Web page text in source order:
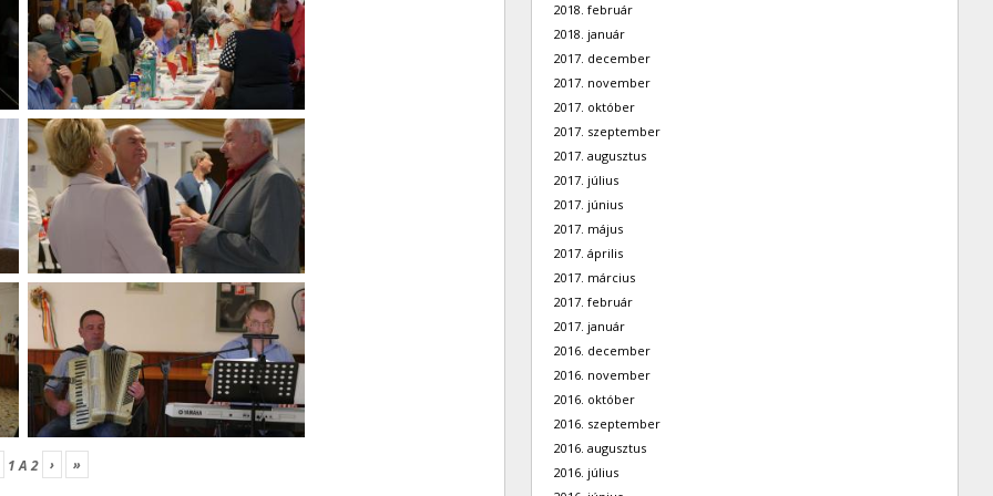
1A2 › »
2018. február
2018. január
2017. december
2017. november
2017. október
2017. szeptember
2017. augusztus
2017. július
2017. június
2017. május
2017. április
2017. március
2017. február
2017. január
2016. december
2016. november
2016. október
2016. szeptember
2016. augusztus
2016. július